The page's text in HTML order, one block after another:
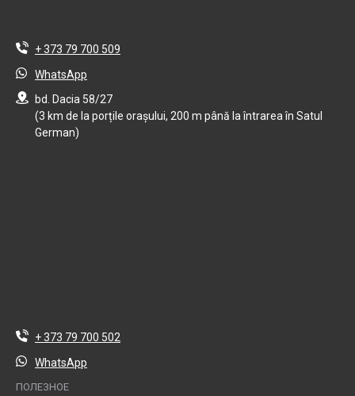
+ 373 79 700 509
WhatsApp
bd. Dacia 58/27
(3 km de la porțile orașului, 200 m până la întrarea în Satul
German)
+ 373 79 700 502
WhatsApp
ПОЛЕЗНОЕ